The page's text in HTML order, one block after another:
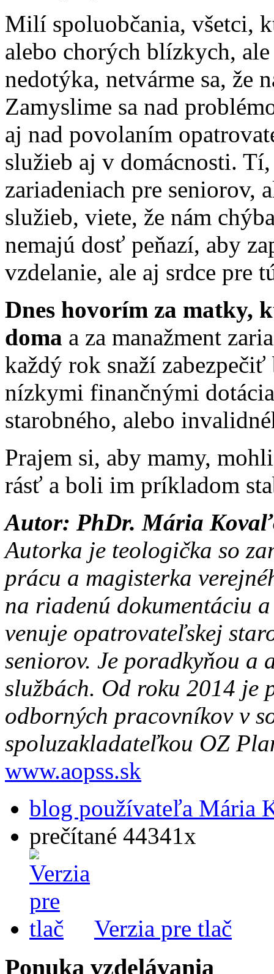
Milí spoluobčania, všetci,
alebo chorých blízkych,
nedotýka, netvárme sa, že
Zamyslime sa nad
aj nad povolaním
služieb aj v domácnosti.
zariadeniach pre seniorov,
služieb, viete, že nám
nemajú dosť peňazí, aby
vzdelanie, ale aj srdce pre
Dnes hovorím za matky,
doma a za manažment
každý rok snaží
nízkymi finančnými
starobného, alebo
Prajem si, aby mamy,
rásť a boli im príkladom
Autor: PhDr. Mária
Autorka je teologička so
prácu a magisterka
na riadenú dokumentáciu
venuje opatrovateľskej
seniorov. Je poradkyňou
službách. Od roku 2014 je
odborných pracovníkov v
spoluzakladateľkou OZ
www.aopss.sk
blog používateľa Mária
prečítané 44341x
Verzia pre tlač
Ponuka vzdelávania